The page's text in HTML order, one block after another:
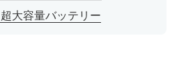
大容量バッテリー